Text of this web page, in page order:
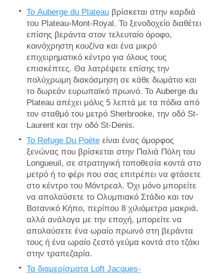
Το Auberge du Plateauβρίσκεται στην καρδιά
του Plateau-Mont-Royal. Το ξενοδοχείο διαθέτει
επίσης βεράντα στον τελευταίο όροφο,
κοινόχρηστη κουζίνα και ένα μικρό
επιχειρηματικό κέντρο για όλους τους
επισκέπτες. Θα λατρέψετε επίσης την
πολύχρωμη διακόσμηση σε κάθε δωμάτιο και
το δωρεάν ευρωπαϊκό πρωινό. Το Auberge du
Plateau απέχει μόλις 5 λεπτά με τα πόδια από
τον σταθμό του μετρό Sherbrooke, την οδό St-
Laurent και την οδό St-Denis.
Το Refuge Du Poèteείναι ένας όμορφος
ξενώνας που βρίσκεται στην Παλιά Πόλη του
Longueuil, σε στρατηγική τοποθεσία κοντά στο
μετρό ή το φέρι που σας επιτρέπει να φτάσετε
στο κέντρο του Μόντρεαλ. Όχι μόνο μπορείτε
να απολαύσετε το Ολυμπιακό Στάδιο και τον
Βοτανικό Κήπο, περίπου 8 χιλιόμετρα μακριά,
αλλά ανάλογα με την εποχή, μπορείτε να
απολαύσετε ένα ωραίο πρωινό στη βεράντα
τους ή ένα ωραίο ζεστό γεύμα κοντά στο τζάκι
στην τραπεζαρία.
Τα διαμερίσματα Loft Jacques-